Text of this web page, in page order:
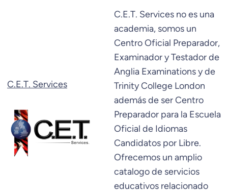
C.E.T. Services
C.E.T. Services no es una
academia, somos un
Centro Oficial Preparador,
Examinador y Testador de
Anglia Examinations y de
Trinity College London
además de ser Centro
Preparador para la Escuela
Oficial de Idiomas
Candidatos por Libre.
Ofrecemos un amplio
catalogo de servicios
educativos relacionado